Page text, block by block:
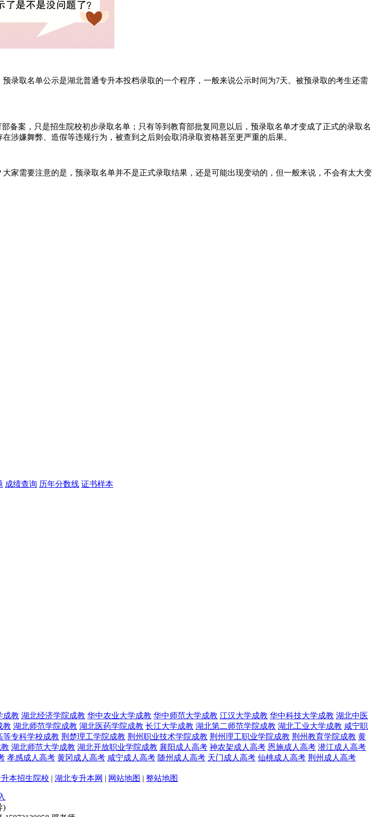
录取名单公示是湖北普通专升本投档录取的一个程序，一般来说公示时间为7天。被预录取的考生还需
备案，只是招生院校初步录取名单；只有等到教育部批复同意以后，预录取名单才变成了正式的录取名
涉嫌舞弊、造假等违规行为，被查到之后则会取消录取资格甚至更严重的后果。
家需要注意的是，预录取名单并不是正式录取结果，还是可能出现变动的，但一般来说，不会有太大变
成绩查询 历年分数线 证书样本
成教 湖北经济学院成教 华中农业大学成教 华中师范大学成教 江汉大学成教 华中科技大学成教 湖北中医
教 湖北师范学院成教 湖北医药学院成教 长江大学成教 湖北第二师范学院成教 湖北工业大学成教 咸宁职
等专科学校成教 荆楚理工学院成教 荆州职业技术学院成教 荆州理工职业学院成教 荆州教育学院成教 黄
湖北师范大学成教 湖北开放职业学院成教 襄阳成人高考 神农架成人高考 恩施成人高考 潜江成人高考
孝感成人高考 黄冈成人高考 咸宁成人高考 随州成人高考 天门成人高考 仙桃成人高考 荆州成人高考
本招生院校 | 湖北专升本网 | 网站地图 | 整站地图
)